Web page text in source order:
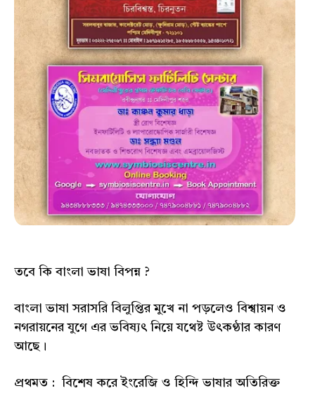
তবে কি বাংলা ভাষা বিপন্ন ?
বাংলা ভাষা সরাসরি বিলুপ্তির মুখে না পড়লেও বিশ্বায়ন ও
নগরায়নের যুগে এর ভবিষ্যৎ নিয়ে যথেষ্ট উৎকণ্ঠার কারণ
আছে।
প্রথমত : বিশেষ করে ইংরেজি ও হিন্দি ভাষার অতিরিক্ত